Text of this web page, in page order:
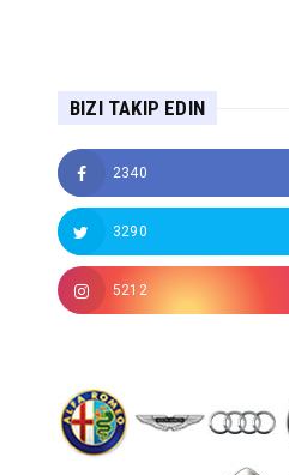
BIZI TAKIP EDIN
2340
3290
5212